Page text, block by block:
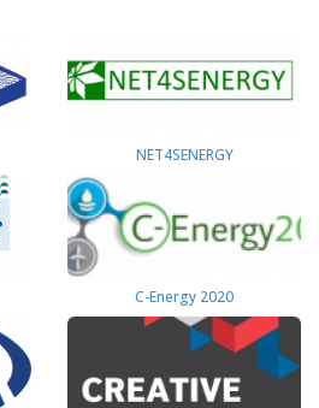
NET4SENERGY
C-Energy 2020